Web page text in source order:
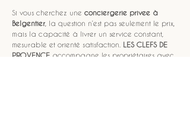
Si vous cherchez une conciergerie privee à
Belgentier , la question n’est pas seulement le prix,
mais la capacité à livrer un service constant,
mesurable et orienté satisfaction. LES CLEFS DE
PROVENCE accompagne les propriétaires avec